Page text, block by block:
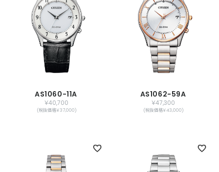
AS1060-11A
￥40,700
(税抜価格￥37,000)
AS1062-59A
￥47,300
(税抜価格￥43,000)